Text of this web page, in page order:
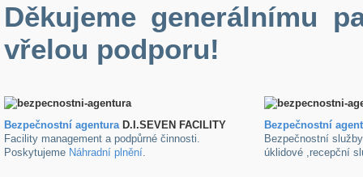
Děkujeme generálnímu
vřelou podporu!
Bezpečnostní agenturaD.I.SEVEN FACILITY
Facility management a podpůrné činnosti.
Poskytujeme Náhradní plnění.
Bezpečnostní
Bezpečnostní
úklidové ,recepční